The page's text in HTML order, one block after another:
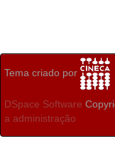
Tema criado por
DSpace Software
a administração